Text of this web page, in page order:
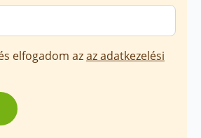
Feliratkozom és elfogadom azaz adatkezelési